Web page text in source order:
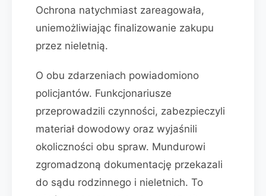
Ochrona natychmiast zareagowała,
uniemożliwiając finalizowanie zakupu
przez nieletnią.
O obu zdarzeniach powiadomiono
policjantów. Funkcjonariusze
przeprowadzili czynności, zabezpieczyli
materiał dowodowy oraz wyjaśnili
okoliczności obu spraw. Mundurowi
zgromadzoną dokumentację przekazali
do sądu rodzinnego i nieletnich. To